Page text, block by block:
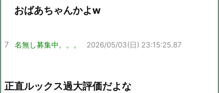
おばあちゃんかよw
7 名無し募集中。。。 2026/05/03(日) 23:15:25.87
正直ルックス過大評価だよな